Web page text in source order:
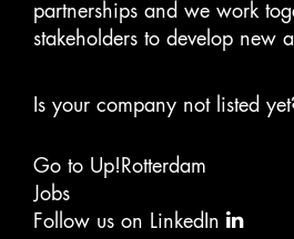
partnerships and we work
stakeholders to develop new
Is your company not listed
Go to Up!Rotterdam
Jobs
Follow us on LinkedIn